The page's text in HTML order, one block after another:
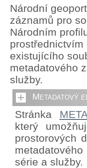
Národní
záznamů pro
Národním
existujícího
metadatového
služby.
Metadatový
Stránka
který
prostorových
série a služby.